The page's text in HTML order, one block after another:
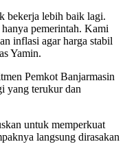
bekerja lebih baik lagi.
pemerintah. Kami
inflasi agar harga stabil
Yamin.
Pemkot Banjarmasin
yang terukur dan
untuk memperkuat
langsung dirasakan